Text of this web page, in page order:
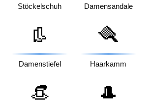
Stöckelschuh Damensandale
👢
Damenstiefel
🪮
Haarkamm
👒 🎩